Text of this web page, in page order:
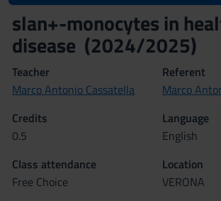
slan+-monocytes in
disease (2024/2025)
Teacher
Marco Antonio Cassatella
Referent
Marco
Credits
0.5
Language
English
Class attendance
Free Choice
Location
VERONA